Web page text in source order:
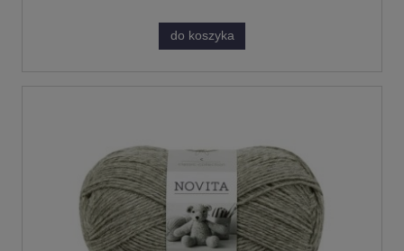
do koszyka